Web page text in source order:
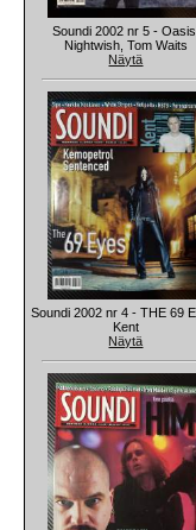
Soundi 2002 nr 5 - Oasis,
Nightwish, Tom Waits
Näytä
Soundi 2002 nr 4 - THE 69
Kent
Näytä